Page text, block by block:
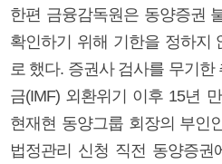
한편 금융감독원은 동양증권
확인하기 위해 기한을 정하지
로 했다. 증권사 검사를 무기
금(IMF) 외환위기 이후 15년
현재현 동양그룹 회장의 부인
법정관리 신청 직전 동양증권